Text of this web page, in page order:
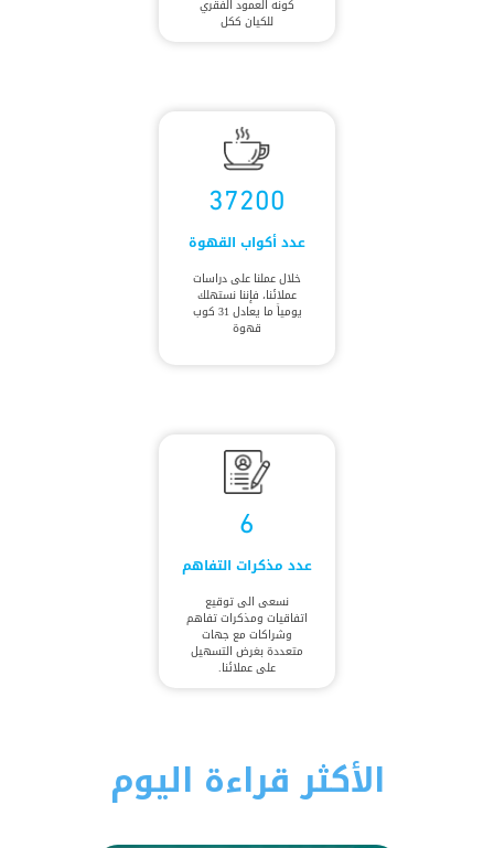
كونه العمود الفقري
للكيان ككل
37200
عدد أكواب القهوة
خلال عملنا على دراسات
عملائنا، فإننا نستهلك
يومياً ما يعادل 31 كوب
قهوة
6
عدد مذكرات التفاهم
نسعى الى توقيع
اتفاقيات ومذكرات تفاهم
وشراكات مع جهات
متعددة بغرض التسهيل
على عملائنا.
الأكثر قراءة اليوم